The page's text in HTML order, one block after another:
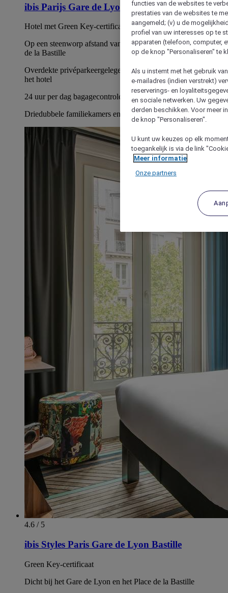
ibis Parijs Gare de Lyon Ledru Rollin 12ème
Hotel met Green Key-certificaat
Op een steenworp afstand van de Gare de Lyon en de Place
de la Bastille
Overdekte privéparkeergelegenheid, rechtstreeks toegang tot
het hotel
24 uur per dag bagagecontrole (tegen betaling)
Driedubbele familiekamers en kamers met tussendeur
4.6 / 5
ibis Styles Paris Gare de Lyon Bastille
Green Key-certificaat
Dicht bij het Gare de Lyon en het Place de la Bastille
functies van de websites te
prestaties van de websites te
aangemeld; (v) u de
profiel van uw interesses op te
apparaten (telefoon, computer,
op de knop "Personaliseren" te
Als u instemt met het gebruik
e-mailadres (indien verstrekt)
reserverings- en
en sociale netwerken. Uw
derden beschikken. Voor meer
de knop "Personaliseren".
U kunt uw keuzes op elk
toegankelijk is via de link
Meer informatie
Onze partners